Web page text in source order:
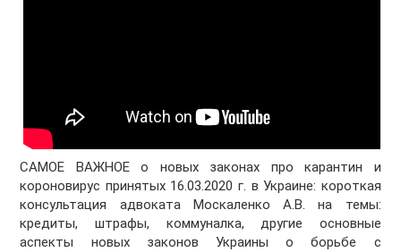
САМОЕ ВАЖНОЕ о новых законах про карантин и
короновирус принятых 16.03.2020 г. в Украине: короткая
консультация адвоката Москаленко А.В. на темы:
кредиты, штрафы, коммуналка, другие основные
аспекты новых законов Украины о борьбе с